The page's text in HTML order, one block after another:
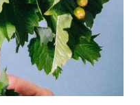
りません。好きな時